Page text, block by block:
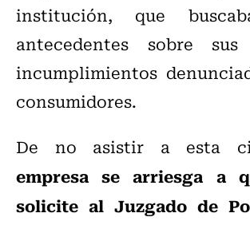
institución, que
antecedentes sobre sus
incumplimientos
consumidores.
De no asistir a esta
empresa se arriesga a
solicite al Juzgado de